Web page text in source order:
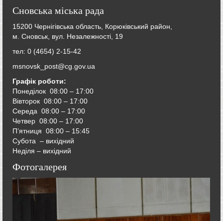
Сновська міська рада
15200 Чернігівська область, Корюківський район,
м. Сновськ, вул. Незалежності, 19
тел: 0 (4654) 2-15-42
msnovsk_post@cg.gov.ua
Графік роботи:
Понеділок 08:00 – 17:00
Вівторок 08:00 – 17:00
Середа 08:00 – 17:00
Четвер 08:00 – 17:00
П’ятниця 08:00 – 15:45
Субота – вихідний
Неділя – вихідний
Фотогалерея